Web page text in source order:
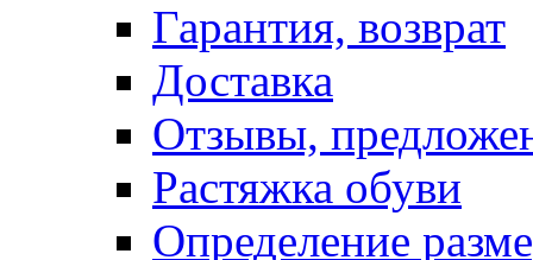
Гарантия, возврат
Доставка
Отзывы,
Растяжка обуви
Определение